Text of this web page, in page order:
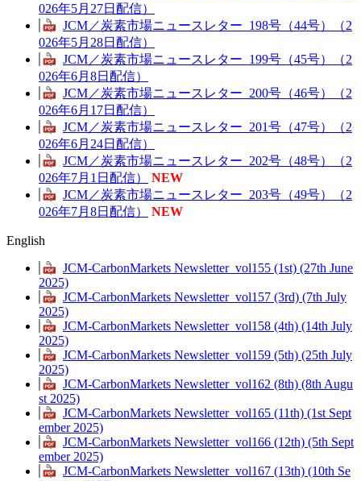
026年5月27日配信）
JCM／炭素市場ニュースレター_198号（44号）（2
026年5月28日配信）
JCM／炭素市場ニュースレター_199号（45号）（2
026年6月8日配信）
JCM／炭素市場ニュースレター_200号（46号）（2
026年6月17日配信）
JCM／炭素市場ニュースレター_201号（47号）（2
026年6月24日配信）
JCM／炭素市場ニュースレター_202号（48号）（2
026年7月1日配信）
NEW
JCM／炭素市場ニュースレター_203号（49号）（2
026年7月8日配信）
NEW
English
JCM-CarbonMarkets Newsletter_vol155 (1st) (27th June
2025)
JCM-CarbonMarkets Newsletter_vol157 (3rd) (7th July
2025)
JCM-CarbonMarkets Newsletter_vol158 (4th) (14th July
2025)
JCM-CarbonMarkets Newsletter_vol159 (5th) (25th July
2025)
JCM-CarbonMarkets Newsletter_vol162 (8th) (8th Augu
st 2025)
JCM-CarbonMarkets Newsletter_vol165 (11th) (1st Sept
ember 2025)
JCM-CarbonMarkets Newsletter_vol166 (12th) (5th Sept
ember 2025)
JCM-CarbonMarkets Newsletter_vol167 (13th) (10th Se